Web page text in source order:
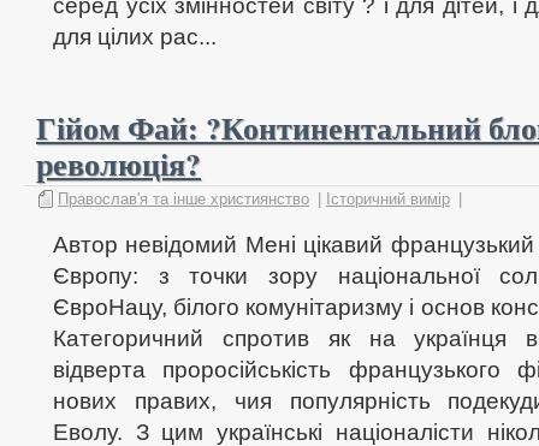
серед усіх змінностей світу ? і для дітей, і
для цілих рас...
Гійом Фай: ?Континентальний
революція?
Православ'я та інше християнство Історичний вимір
Автор невідомий Мені цікавий
Європу: з точки зору національної
ЄвроНацу, білого комунітаризму і основ
Категоричний спротив як на українця
відверта проросійськість французького
нових правих, чия популярність
Еволу. З цим українські націоналісти